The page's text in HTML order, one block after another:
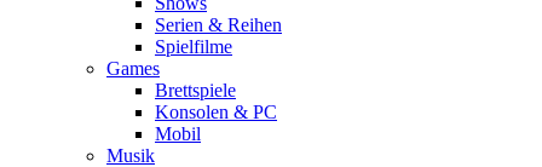
Serien & Reihen
Spielfilme
Games
Brettspiele
Konsolen & PC
Mobil
Musik